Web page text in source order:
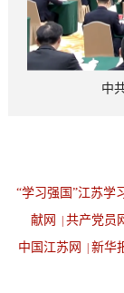
中
“学习强国”江苏学
献网
共产党员
中国江苏网
新华